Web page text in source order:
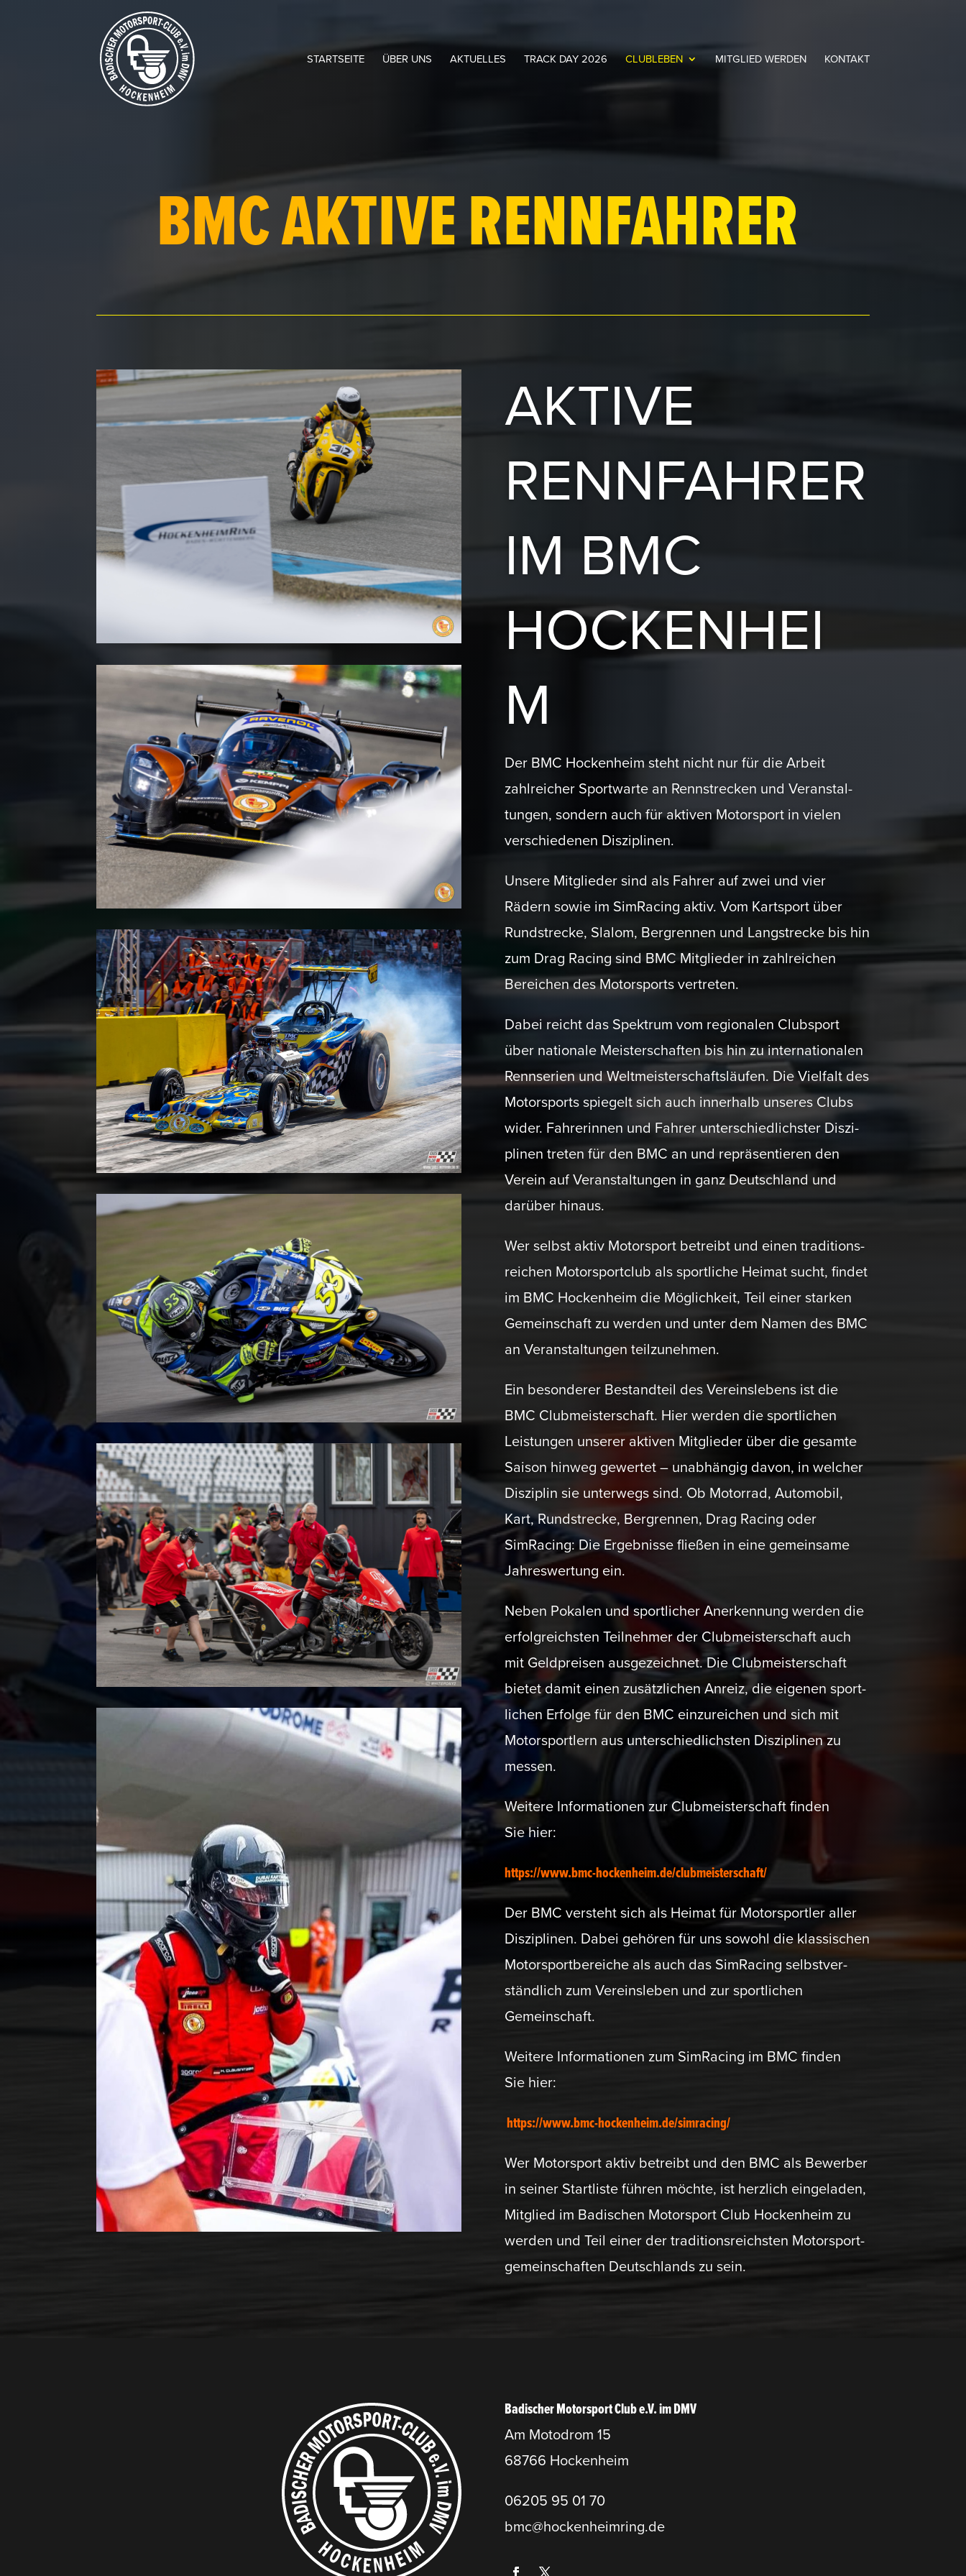
START­SEITE ÜBER UNS AKTUELLES TRACK DAY 2026 CLUBLEBEN MITGLIED WERDEN KONTAKT
BMC AKTIVE RENNFAHRER
AKTIVE
RENNFAHRER
IM BMC
HOCKENHEI
M
Der BMC Hockenheim steht nicht nur für die Arbeit
zahlreicher Sport­warte an Rennstrecken und Veran­stal­
tungen, sondern auch für aktiven Motor­sport in vielen
verschie­denen Disziplinen.
Unsere Mitglieder sind als Fahrer auf zwei und vier
Rädern sowie im SimRacing aktiv. Vom Kartsport über
Rundstrecke, Slalom, Bergrennen und Langstrecke bis hin
zum Drag Racing sind BMC Mitglieder in zahlreichen
Bereichen des Motor­sports vertreten.
Dabei reicht das Spektrum vom regio­nalen Clubsport
über nationale Meister­schaften bis hin zu inter­na­tio­nalen
Rennserien und Weltmeis­ter­schafts­läufen. Die Vielfalt des
Motor­sports spiegelt sich auch innerhalb unseres Clubs
wider. Fahre­rinnen und Fahrer unter­schied­lichster Diszi­
plinen treten für den BMC an und reprä­sen­tieren den
Verein auf Veran­stal­tungen in ganz Deutschland und
darüber hinaus.
Wer selbst aktiv Motor­sport betreibt und einen tradi­ti­ons­
reichen Motor­sportclub als sport­liche Heimat sucht, findet
im BMC Hockenheim die Möglichkeit, Teil einer starken
Gemein­schaft zu werden und unter dem Namen des BMC
an Veran­stal­tungen teilzunehmen.
Ein beson­derer Bestandteil des Vereins­lebens ist die
BMC Clubmeis­ter­schaft. Hier werden die sport­lichen
Leistungen unserer aktiven Mitglieder über die gesamte
Saison hinweg gewertet – unabhängig davon, in welcher
Disziplin sie unterwegs sind. Ob Motorrad, Automobil,
Kart, Rundstrecke, Bergrennen, Drag Racing oder
SimRacing: Die Ergeb­nisse fließen in eine gemeinsame
Jahres­wertung ein.
Neben Pokalen und sport­licher Anerkennung werden die
erfolg­reichsten Teilnehmer der Clubmeis­ter­schaft auch
mit Geldpreisen ausge­zeichnet. Die Clubmeis­ter­schaft
bietet damit einen zusätz­lichen Anreiz, die eigenen sport­
lichen Erfolge für den BMC einzu­reichen und sich mit
Motor­sportlern aus unter­schied­lichsten Diszi­plinen zu
messen.
Weitere Infor­ma­tionen zur Clubmeis­ter­schaft finden
Sie hier:
https://www.bmc-hockenheim.de/clubmeisterschaft/
Der BMC versteht sich als Heimat für Motor­sportler aller
Diszi­plinen. Dabei gehören für uns sowohl die klassi­schen
Motor­sport­be­reiche als auch das SimRacing selbst­ver­
ständlich zum Vereins­leben und zur sport­lichen
Gemeinschaft.
Weitere Infor­ma­tionen zum SimRacing im BMC finden
Sie hier:
https://www.bmc-hockenheim.de/simracing/
Wer Motor­sport aktiv betreibt und den BMC als Bewerber
in seiner Start­liste führen möchte, ist herzlich einge­laden,
Mitglied im Badischen Motor­sport Club Hockenheim zu
werden und Teil einer der tradi­ti­ons­reichsten Motor­sport­
ge­mein­schaften Deutsch­lands zu sein.
Badischer Motorsport Club e.V. im DMV
Am Motodrom 15
68766 Hockenheim
06205 95 01 70
bmc@hockenheimring.de